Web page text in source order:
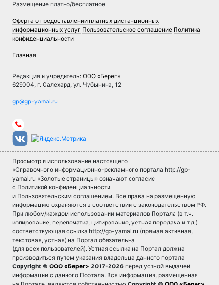
Размещение платно/бесплатное
Оферта о предоставлении платных дистанционных
информационных услуг Пользовательское соглашение Политика
конфиденциальности
Главная
Редакция и учредитель: ООО «Берег»
629004, г. Салехард, ул. Чубынина, 12
Просмотр и использование настоящего
«Справочного информационно-рекламного портала http://gp-
yamal.ru «Золотые страницы» означают согласие
с Политикой конфиденциальности
и Пользовательским соглашением. Все права на размещенную
информацию охраняются в соответствии с законодательством РФ.
При любом/каждом использовании материалов Портала (в т.ч.
копирование, перепечатка, цитирование, устная передача и т.д.)
соответствующая ссылка http://gp-yamal.ru (прямая активная,
текстовая, устная) на Портал обязательна
(для всех пользователей). Устная ссылка на Портал должна
производиться путем указания владельца данного портала
Copyright © ООО «Берег» 2017-2026 перед устной выдачей
информации с данного Портала. Вся информация, размещенная